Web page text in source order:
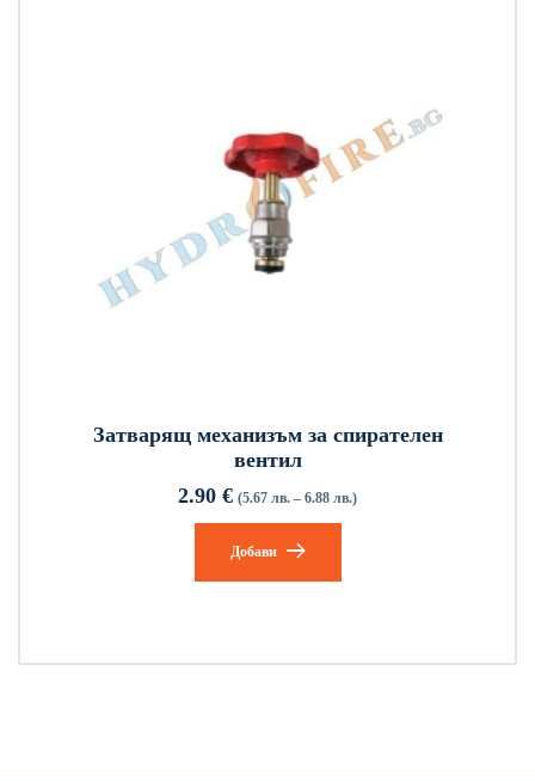
Затварящ механизъм за спирателен
вентил
2.90 € (5.67 лв. – 6.88 лв.)
Добави